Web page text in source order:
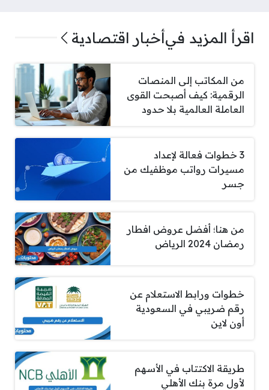
اقرأ المزيد فيأخبار اقتصادية
من المكاتب إلى المنصات
الرقمية: كيف أصبحت القوى
العاملة العالمية بلا حدود
3 خطوات فعالة لإعداد
مسيرات رواتب موظفيك من
جسر
من هنا؛ أفضل عروض افطار
رمضان 2024 الرياض
خطوات ورابط الاستعلام عن
رقم ضريبي في السعودية
أون لاين
طريقة الاكتتاب في الأسهم
لأول مرة بنك الأهلي